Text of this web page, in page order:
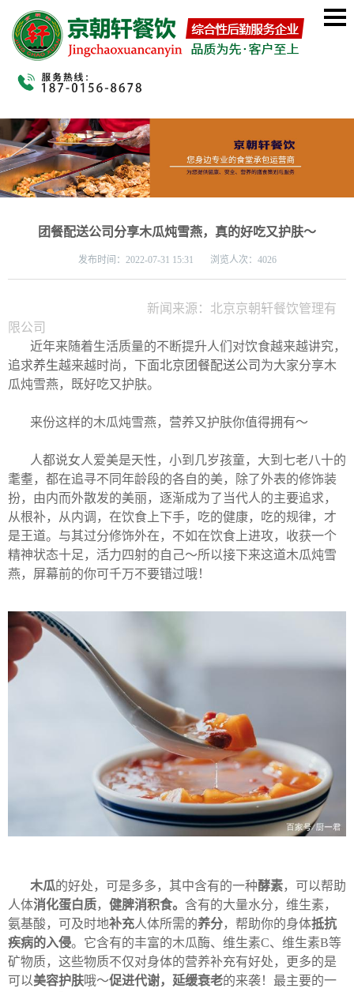
团餐配送公司分享木瓜炖雪燕，真的好吃又护肤～
发布时间： 2022-07-31 15:31 浏览人次：4026
新闻来源：北京京朝轩餐饮管理有
限公司
近年来随着生活质量的不断提升人们对饮食越来越讲究，
追求养生越来越时尚，下面北京团餐配送公司 为大家分享木
瓜炖雪燕，既好吃又护肤。
来份这样的木瓜炖雪燕，营养又护肤你值得拥有～
人都说女人爱美是天性，小到几岁孩童，大到七老八十的
耄耋，都在追寻不同年龄段的各自的美，除了外表的修饰装
扮，由内而外散发的美丽，逐渐成为了当代人的主要追求，
从根补，从内调，在饮食上下手，吃的健康，吃的规律，才
是王道。与其过分修饰外在，不如在饮食上进攻，收获一个
精神状态十足，活力四射的自己～所以接下来这道木瓜炖雪
燕，屏幕前的你可千万不要错过哦！
木瓜的好处，可是多多，其中含有的一种酵素，可以帮助
人体消化蛋白质， 健脾消积食。 含有的大量水分，维生素，
氨基酸，可及时地补充人体所需的养分，帮助你的身体抵抗
疾病的入侵。它含有的丰富的木瓜酶、维生素C、维生素B等
矿物质，这些物质不仅对身体的营养补充有好处，更多的是
可以美容护肤哦～促进代谢，延缓衰老的来袭！最主要的一